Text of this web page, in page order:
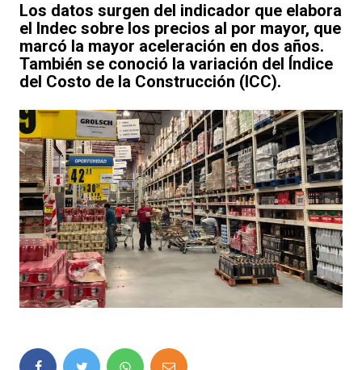
Los datos surgen del indicador que elabora
el Indec sobre los precios al por mayor, que
marcó la mayor aceleración en dos años.
También se conoció la variación del Índice
del Costo de la Construcción (ICC).